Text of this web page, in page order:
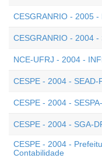
CESGRANRIO - 2005
CESGRANRIO - 2004
NCE-UFRJ - 2004 -
CESPE - 2004 - SEAD-
CESPE - 2004 -
CESPE - 2004 - SGA-
CESPE - 2004 -
Contabilidade